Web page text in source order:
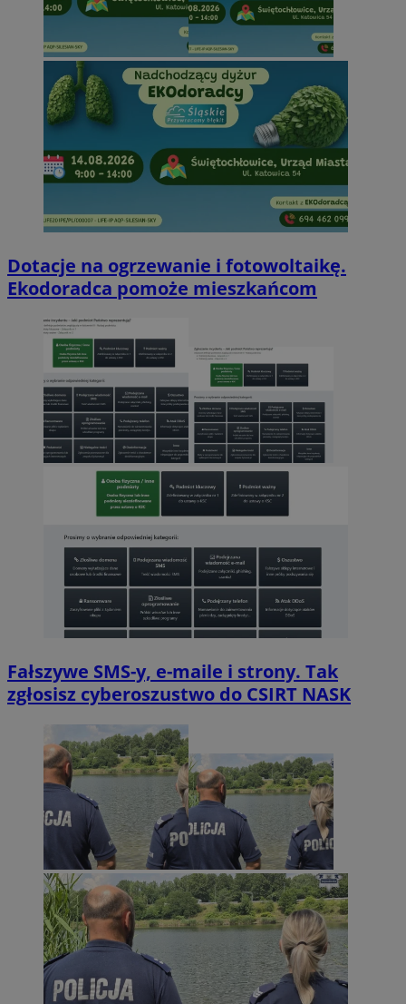
Dotacje na ogrzewanie i fotowoltaikę.
Ekodoradca pomoże mieszkańcom
Fałszywe SMS-y, e-maile i strony. Tak
zgłosisz cyberoszustwo do CSIRT NASK